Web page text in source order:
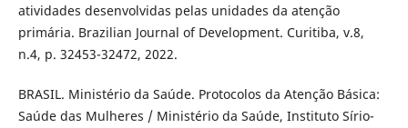
atividades desenvolvidas pelas unidades da atenção
primária. Brazilian Journal of Development. Curitiba, v.8,
n.4, p. 32453-32472, 2022.
BRASIL. Ministério da Saúde. Protocolos da Atenção Básica:
Saúde das Mulheres / Ministério da Saúde, Instituto Sírio-